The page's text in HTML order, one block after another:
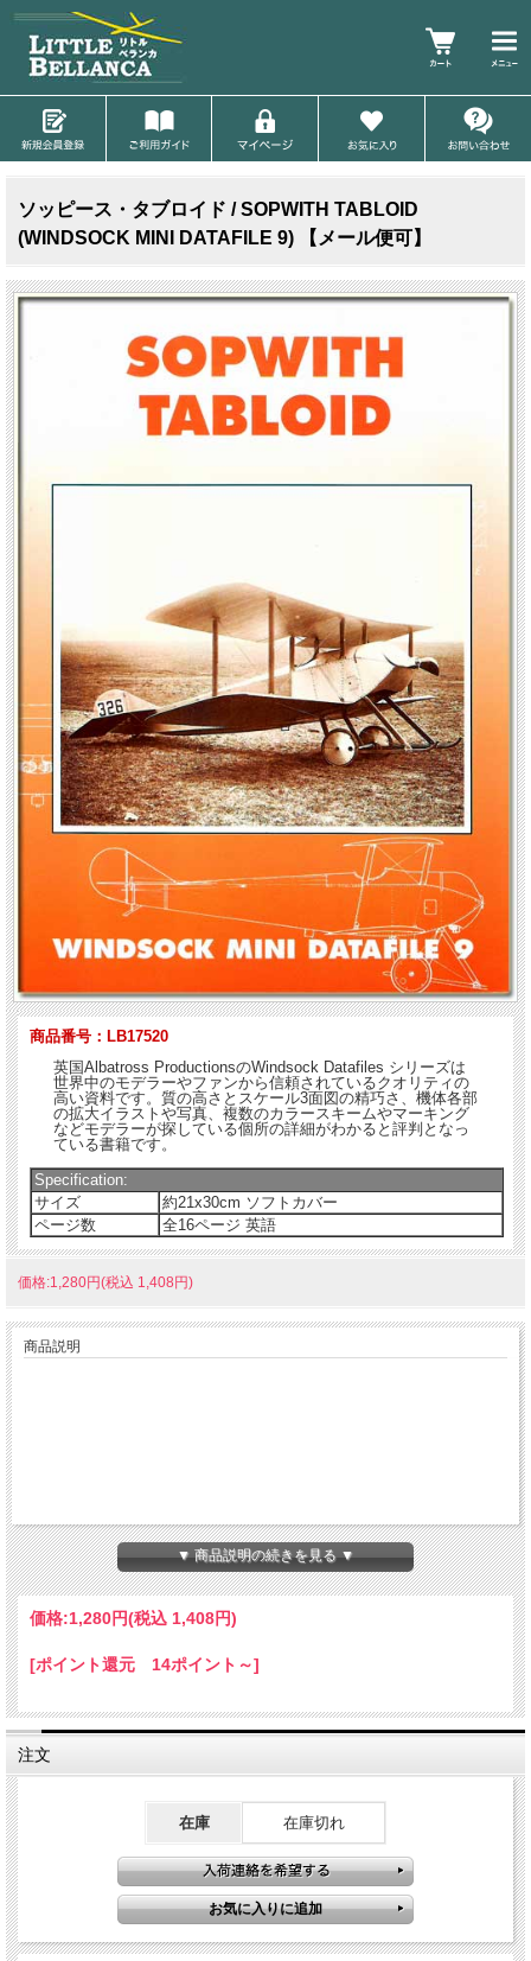
ソッピース・タブロイド / SOPWITH TABLOID
(WINDSOCK MINI DATAFILE 9) 【メール便可】
商品番号：LB17520
英国Albatross ProductionsのWindsock Datafiles シリーズは
世界中のモデラーやファンから信頼されているクオリティの
高い資料です。質の高さとスケール3面図の精巧さ、機体各部
の拡大イラストや写真、複数のカラースキームやマーキング
などモデラーが探している個所の詳細がわかると評判となっ
ている書籍です。
Specification:
サイズ
約21x30cm ソフトカバー
ページ数
全16ページ 英語
価格:1,280円(税込 1,408円)
商品説明
▼ 商品説明の続きを見る ▼
価格:1,280円(税込 1,408円)
[ポイント還元 14ポイント～]
注文
在庫 在庫切れ